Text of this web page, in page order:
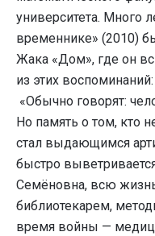
университета. Много
временнике» (2010)
Жака «Дом», где он
из этих воспоминаний:
«Обычно говорят:
Но память о том, кто
стал выдающимся
быстро
Семёновна, всю
библиотекарем,
время войны —